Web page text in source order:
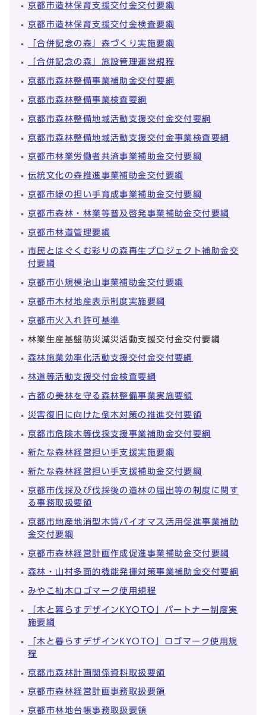
京都市造林保育支援交付金交付要綱
京都市造林保育支援交付金検査要綱
「合併記念の森」森づくり実施要綱
「合併記念の森」施設管理運営規程
京都市森林整備事業補助金交付要綱
京都市森林整備事業検査要綱
京都市森林整備地域活動支援交付金交付要綱
京都市森林整備地域活動支援交付金事業検査要綱
京都市林業労働者共済事業補助金交付要綱
伝統文化の森推進事業補助金交付要綱
京都市緑の担い手育成事業補助金交付要綱
京都市森林・林業等普及啓発事業補助金交付要綱
京都市林道管理要綱
市民とはぐくむ彩りの森再生プロジェクト補助金交
付要綱
京都市小規模治山事業補助金交付要綱
京都市木材地産表示制度実施要綱
京都市火入れ許可基準
林業生産基盤防災減災活動支援交付金交付要綱
森林施業効率化活動支援交付金交付要綱
林道等活動支援交付金検査要綱
古都の美林を守る森林整備事業実施要領
災害復旧に向けた倒木対策の推進交付要領
京都市危険木等伐採支援事業補助金交付要綱
新たな森林経営担い手支援実施要綱
新たな森林経営担い手支援補助金交付要綱
京都市伐採及び伐採後の造林の届出等の制度に関す
る事務取扱要領
京都市地産地消型木質バイオマス活用促進事業補助
金交付要綱
京都市森林経営計画作成促進事業補助金交付要綱
森林・山村多面的機能発揮対策事業補助金交付要綱
みやこ杣木ロゴマーク使用規程
「木と暮らすデザインKYOTO」パートナー制度実
施要綱
「木と暮らすデザインKYOTO」ロゴマーク使用規
程
京都市森林計画関係資料取扱要領
京都市森林経営計画事務取扱要領
京都市林地台帳事務取扱要領